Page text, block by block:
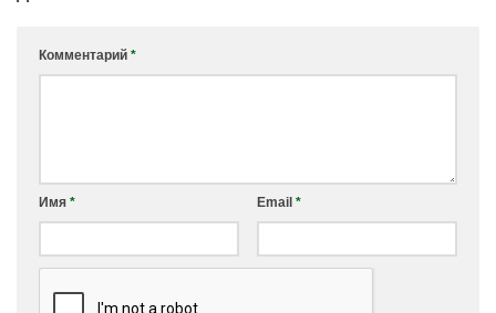
Комментарий *
Имя * Email *